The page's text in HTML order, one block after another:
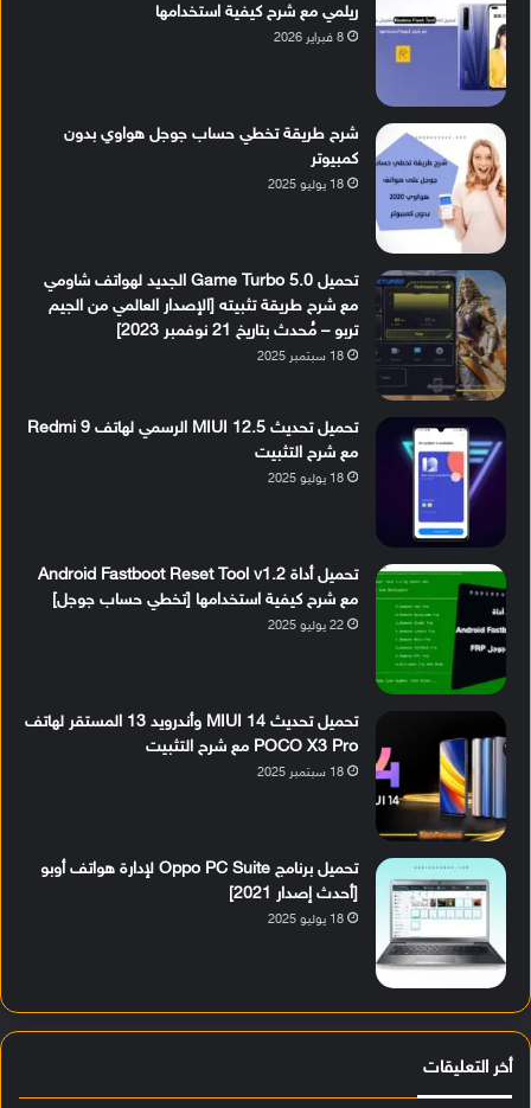
ريلمي مع شرح كيفية استخدامها
8 فبراير 2026
شرح طريقة تخطي حساب جوجل هواوي بدون
كمبيوتر
18 يوليو 2025
تحميل Game Turbo 5.0 الجديد لهواتف شاومي
مع شرح طريقة تثبيته [الإصدار العالمي من الجيم
تربو – مُحدث بتاريخ 21 نوفمبر 2023]
18 سبتمبر 2025
تحميل تحديث MIUI 12.5 الرسمي لهاتف Redmi 9
مع شرح التثبيت
18 يوليو 2025
تحميل أداة Android Fastboot Reset Tool v1.2
مع شرح كيفية استخدامها [تخطي حساب جوجل]
22 يوليو 2025
تحميل تحديث MIUI 14 وأندرويد 13 المستقر لهاتف
POCO X3 Pro مع شرح التثبيت
18 سبتمبر 2025
تحميل برنامج Oppo PC Suite لإدارة هواتف أوبو
[أحدث إصدار 2021]
18 يوليو 2025
أخر التعليقات